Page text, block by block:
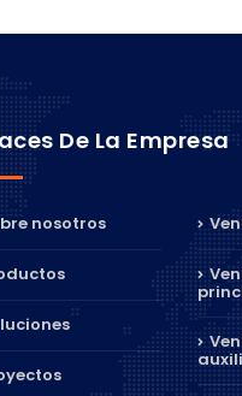
De La Empresa
nosotros